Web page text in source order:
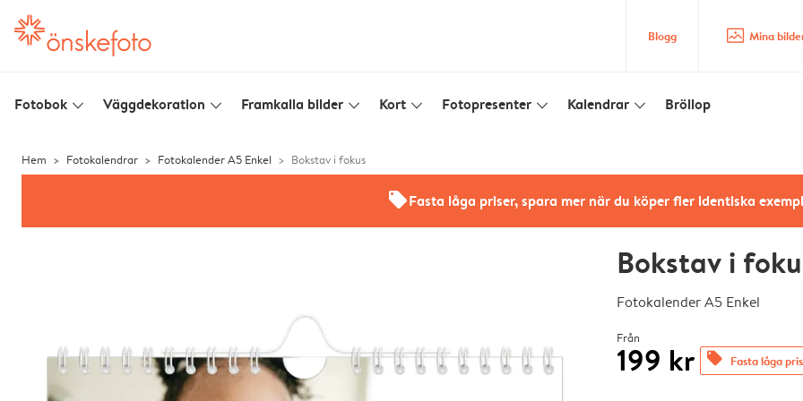
Blogg image_placeholder Mina
Fotobok slim_arrow_down Väggdekoration slim_arrow_down Framkalla bilder slim_arrow_down Kort slim_arrow_down Fotopresenter slim_arrow_down Kalendrar slim_arrow_down Bröllop
Hem Fotokalendrar Fotokalender A5 Enkel Bokstav i fokus
offersFasta låga priser, spara mer när du köper fler identiska
Bokstav i
Fotokalender A5 Enkel
Från
199 kr offers Fasta låga